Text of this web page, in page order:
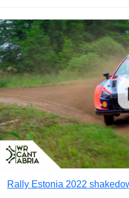
Rally Estonia 2022